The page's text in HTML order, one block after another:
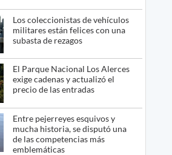
Los coleccionistas de vehículos
militares están felices con una
subasta de rezagos
El Parque Nacional Los Alerces
exige cadenas y actualizó el
precio de las entradas
Entre pejerreyes esquivos y
mucha historia, se disputó una
de las competencias más
emblemáticas